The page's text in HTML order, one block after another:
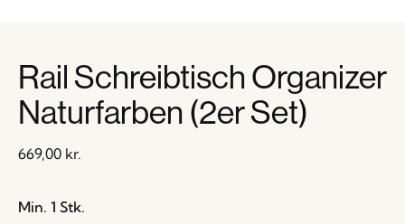
Rail Schreibtisch Organizer
Naturfarben (2er Set)
669,00 kr.
Min. 1 Stk.